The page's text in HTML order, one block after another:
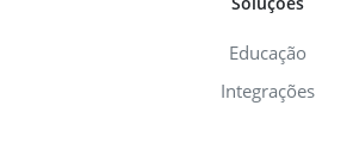
Educação
Integrações